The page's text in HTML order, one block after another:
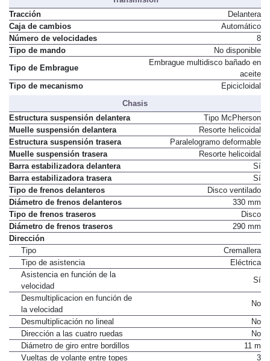
Transmisión
Tracción
Delantera
Caja de cambios
Automático
Número de velocidades
8
No disponible
Tipo de Embrague
Embrague multidisco bañado en
aceite
Chasis
Estructura suspensión delantera
Tipo McPherson
Muelle suspensión delantera
Resorte helicoidal
Estructura suspensión trasera
Paralelogramo deformable
Muelle suspensión trasera
Resorte helicoidal
Barra estabilizadora delantera
Sí
Barra estabilizadora trasera
Sí
Tipo de frenos delanteros
Disco ventilado
Diámetro de frenos delanteros
330 mm
Tipo de frenos traseros
Disco
Diámetro de frenos traseros
Dirección
Tipo
Cremallera
Tipo de asistencia
Asistencia en función de la
velocidad
Sí
Desmultiplicacion en función de
la velocidad
No
Desmultiplicación no lineal
No
Dirección a las cuatro ruedas
No
Diámetro de giro entre bordillos
11 m